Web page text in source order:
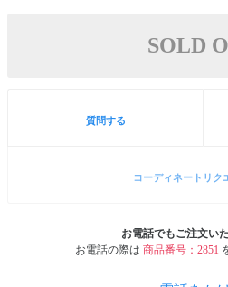
SOLD
質問する
コーディネートリク
お電話でもご注文い
お電話の際は 商品番号：2851